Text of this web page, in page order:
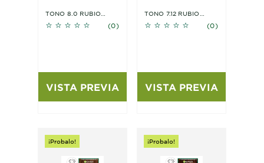
TONO 8.0 RUBIO
No reviews (0)
VISTA PREVIA
TONO 7.12 RUBIO
No reviews (0)
VISTA PREVIA
¡Probalo! ¡Probalo!